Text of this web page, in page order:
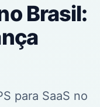
Brasil:
para SaaS no